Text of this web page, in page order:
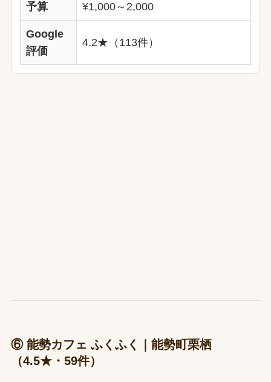
予算 ¥1,000～2,000
Google
評価
4.2★（113件）
⑥ 能勢カフェ ふくふく｜能勢町栗栖
（4.5★・59件）